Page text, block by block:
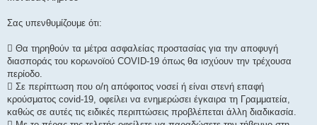
Σας υπενθυμίζουμε ότι:
 Θα τηρηθούν τα μέτρα ασφαλείας προστασίας για την αποφυγή
διασποράς του κορωνοϊού COVID-19 όπως θα ισχύουν την τρέχουσα
περίοδο.
 Σε περίπτωση που ο/η απόφοιτος νοσεί ή είναι στενή επαφή
κρούσματος covid-19, οφείλει να ενημερώσει έγκαιρα τη Γραμματεία,
καθώς σε αυτές τις ειδικές περιπτώσεις προβλέπεται άλλη διαδικασία.